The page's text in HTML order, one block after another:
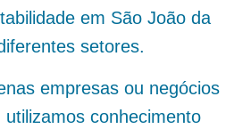
em São João da
setores.
empresas ou negócios
conhecimento